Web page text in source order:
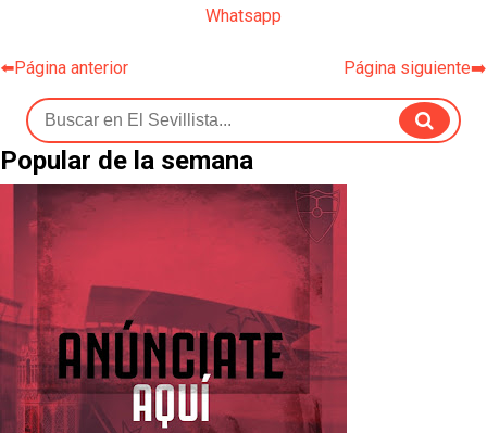
Whatsapp
⬅️Página anterior Página siguiente➡️
Popular de la semana